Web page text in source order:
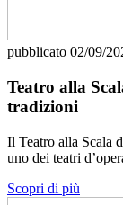
pubblicato 02/09/
Teatro alla
tradizioni
Il Teatro alla Scala
uno dei teatri
Scopri di più